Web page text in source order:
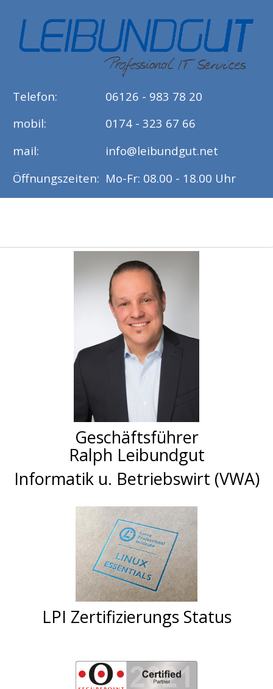
Telefon:
06126 - 983 78 20
mobil:
0174 - 323 67 66
mail:
info@leibundgut.net
Öffnungszeiten: Mo-Fr: 08.00 - 18.00 Uhr
Geschäftsführer
Ralph Leibundgut
Informatik u. Betriebswirt (VWA)
LPI Zertifizierungs Status